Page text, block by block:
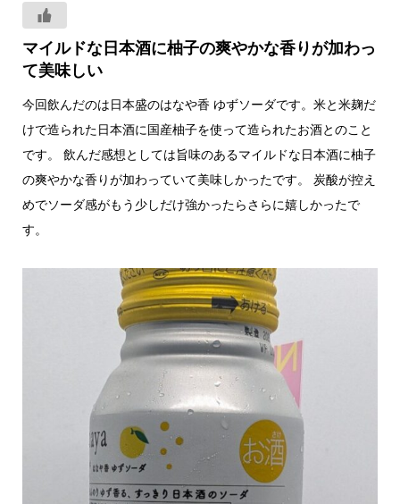
マイルドな日本酒に柚子の爽やかな香りが加わっ
て美味しい
今回飲んだのは日本盛のはなや香 ゆずソーダです。米と米麹だ
けで造られた日本酒に国産柚子を使って造られたお酒とのこと
です。 飲んだ感想としては旨味のあるマイルドな日本酒に柚子
の爽やかな香りが加わっていて美味しかったです。 炭酸が控え
めでソーダ感がもう少しだけ強かったらさらに嬉しかったで
す。